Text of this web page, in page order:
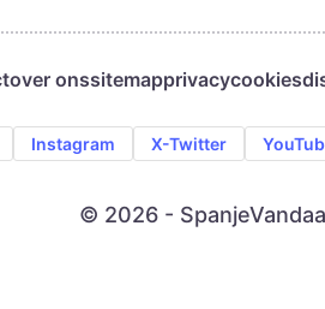
over onssitemapprivacycookies
Instagram X-Twitter
© 2026 -